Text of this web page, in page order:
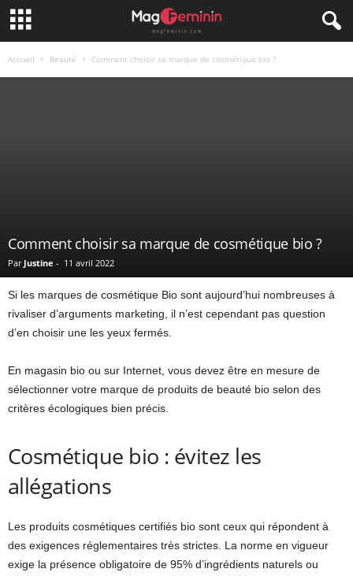
Accueil Beauté Comment choisir sa marque de cosmétique bio ?
Comment choisir sa marque de cosmétique bio ?
Par Justine - 11 avril 2022
Si les marques de cosmétique Bio sont aujourd’hui nombreuses à
rivaliser d’arguments marketing, il n’est cependant pas question
d’en choisir une les yeux fermés.
En magasin bio ou sur Internet, vous devez être en mesure de
sélectionner votre marque de produits de beauté bio selon des
critères écologiques bien précis.
Cosmétique bio : évitez les
allégations
Les produits cosmétiques certifiés bio sont ceux qui répondent à
des exigences réglementaires très strictes. La norme en vigueur
exige la présence obligatoire de 95% d’ingrédients naturels ou